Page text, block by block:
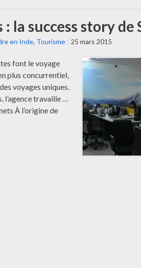
la success story de
en Inde, Tourisme 25 mars 2015
font le voyage
plus concurrentiel,
voyages uniques.
l’agence travaille …
À l’origine de